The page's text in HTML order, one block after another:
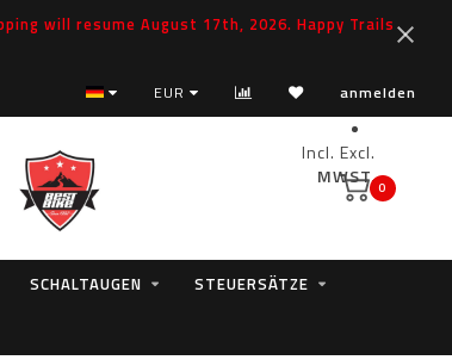
will resume August 17th, 2026. Happy Trails
EUR anmelden
Incl. Excl.
MWST.0
SCHALTAUGEN
STEUERSÄTZE